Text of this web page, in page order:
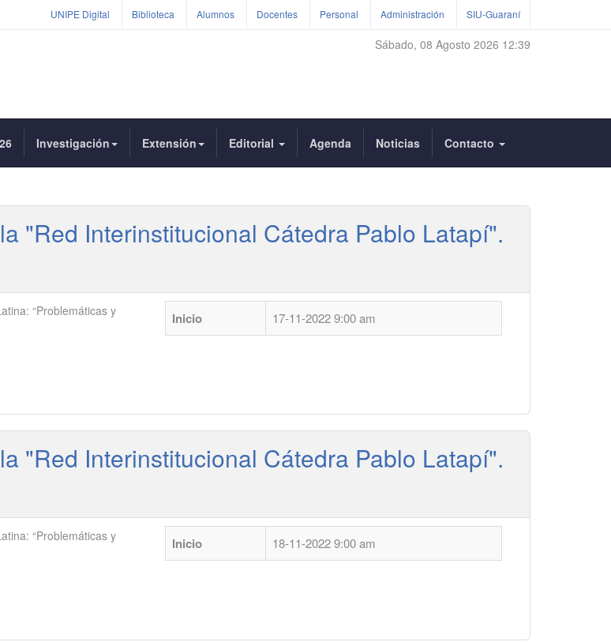
UNIPE Digital Biblioteca Alumnos Docentes Personal Administración SIU-Guaraní
Sábado, 08 Agosto 2026 12:39
Investigación Extensión Editorial Agenda Noticias Contacto
"Red Interinstitucional Cátedra Pablo Latapí".
“Problemáticas y
Inicio 17-11-2022 9:00 am
"Red Interinstitucional Cátedra Pablo Latapí".
“Problemáticas y
Inicio 18-11-2022 9:00 am